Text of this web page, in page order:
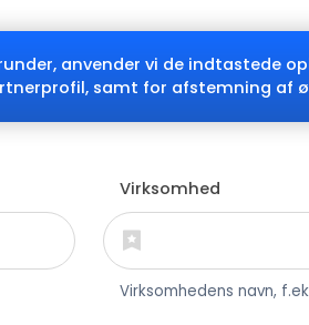
anvender vi de indtastede
samt for afstemning af
Virksomhed
Virksomhedens navn,